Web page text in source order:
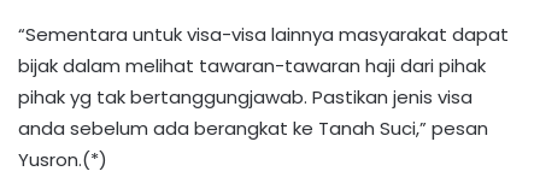
“Sementara untuk visa-visa lainnya masyarakat dapat
bijak dalam melihat tawaran-tawaran haji dari pihak
pihak yg tak bertanggungjawab. Pastikan jenis visa
anda sebelum ada berangkat ke Tanah Suci,” pesan
Yusron.(*)